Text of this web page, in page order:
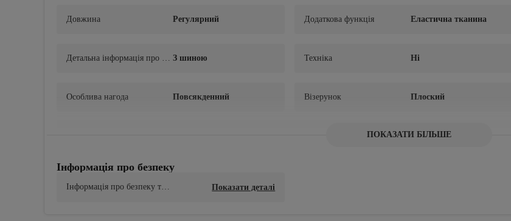
Довжина Регулярний Додаткова функція Еластична тканина
Детальна інформація про то З шиною Техніка Ні
Особлива нагода Повсякденний Візерунок Плоский
Нижня білизна
Інформація про екологічніст
ь
ПОКАЗАТИ БІЛЬШЕ
Інформація про безпеку
Інформація про безпеку тов
Показати деталі